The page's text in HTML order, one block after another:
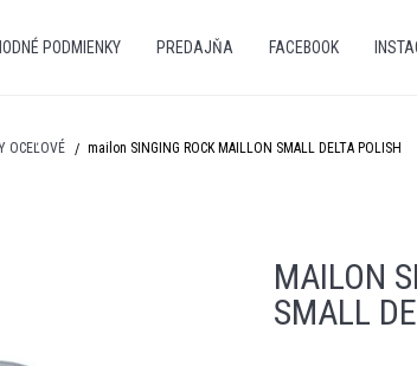
PODMIENKY PREDAJŇA FACEBOOK
OCEĽOVÉ mailon SINGING ROCK MAILLON SMALL DELTA POLISH
MAILON
SMALL